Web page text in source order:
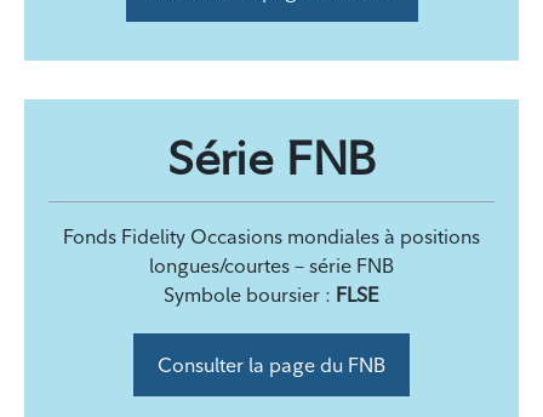
Série FNB
Fonds Fidelity Occasions mondiales à positions
longues/courtes – série FNB
Symbole boursier : FLSE
Consulter la page du FNB